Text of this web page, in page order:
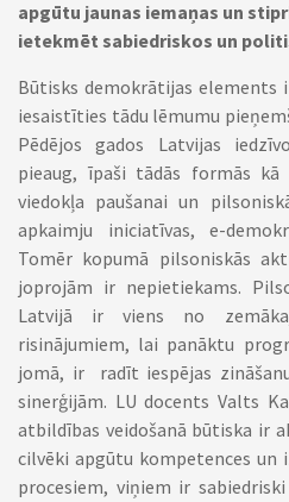
apgūtu jaunas iemaņas un
ietekmēt sabiedriskos un
Būtisks demokrātijas elements
iesaistīties tādu lēmumu
Pēdējos gados Latvijas
pieaug, īpaši tādās formās
viedokļa paušanai un
apkaimju iniciatīvas, e-
Tomēr kopumā pilsoniskās
joprojām ir nepietiekams.
Latvijā ir viens no
risinājumiem, lai panāktu
jomā, ir radīt iespējas
sinerģijām. LU docents Valts
atbildības veidošanā būtiska ir
cilvēki apgūtu kompetences un
procesiem, viņiem ir